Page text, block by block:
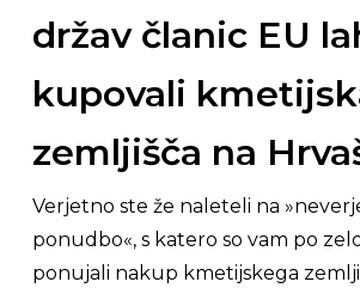
držav članic EU
kupovali
zemljišča na
Verjetno ste že naleteli na
ponudbo«, s katero so vam po
ponujali nakup kmetijskega